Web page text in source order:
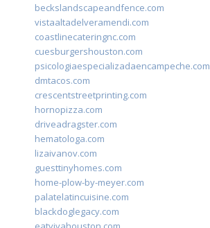
beckslandscapeandfence.com
vistaaltadelveramendi.com
coastlinecateringnc.com
cuesburgershouston.com
psicologiaespecializadaencampeche.com
dmtacos.com
crescentstreetprinting.com
hornopizza.com
driveadragster.com
hematologa.com
lizaivanov.com
guesttinyhomes.com
home-plow-by-meyer.com
palatelatincuisine.com
blackdoglegacy.com